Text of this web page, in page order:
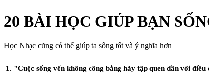
20 BÀI HỌC GIÚP BẠN
Học Nhạc cũng có thể giúp ta sống tốt và ý nghĩa hơn
1. "Cuộc sống vốn không công bằng hãy tập quen dần với